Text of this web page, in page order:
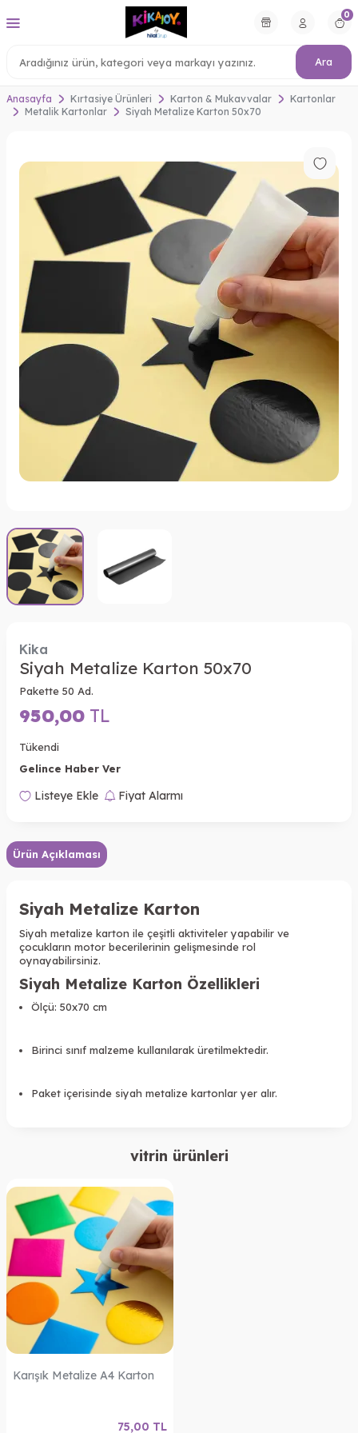
Ara
0
Anasayfa Kırtasiye Ürünleri Karton & Mukavvalar
Kartonlar
Metalik Kartonlar
Siyah Metalize Karton 50x70
Kika
Siyah Metalize Karton 50x70
Pakette 50 Ad.
950,00 TL
Tükendi
Gelince Haber Ver
Listeye Ekle Fiyat Alarmı
Ürün Açıklaması
Siyah Metalize Karton
Siyah metalize karton ile çeşitli aktiviteler yapabilir ve
çocukların motor becerilerinin gelişmesinde rol
oynayabilirsiniz.
Siyah Metalize Karton Özellikleri
Ölçü: 50x70 cm
Birinci sınıf malzeme kullanılarak üretilmektedir.
Paket içerisinde siyah metalize kartonlar yer alır.
vitrin ürünleri
Karışık Metalize A4 Karton
75,00 TL